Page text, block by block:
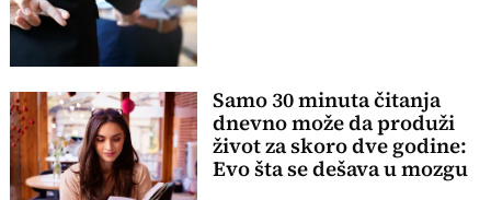
Samo 30 minuta čitanja
dnevno može da produži
život za skoro dve godine:
Evo šta se dešava u mozgu